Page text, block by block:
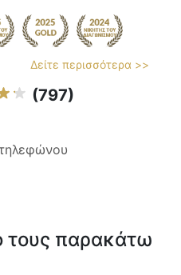
Δείτε περισσότερα >>
(797)
τους παρακάτω